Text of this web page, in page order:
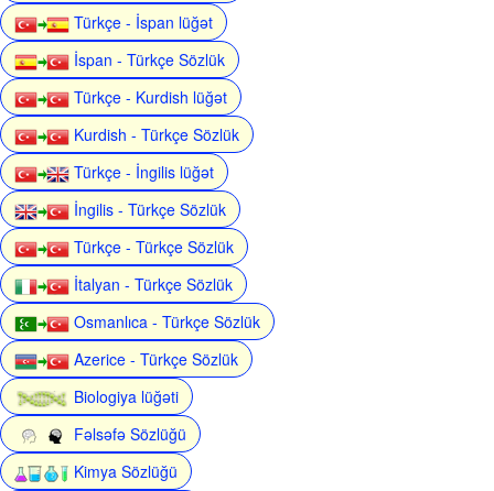
Türkçe - İspan lüğət
İspan - Türkçe Sözlük
Türkçe - Kurdish lüğət
Kurdish - Türkçe Sözlük
Türkçe - İngilis lüğət
İngilis - Türkçe Sözlük
Türkçe - Türkçe Sözlük
İtalyan - Türkçe Sözlük
Osmanlıca - Türkçe Sözlük
Azerice - Türkçe Sözlük
Biologiya lüğəti
Fəlsəfə Sözlüğü
Kimya Sözlüğü